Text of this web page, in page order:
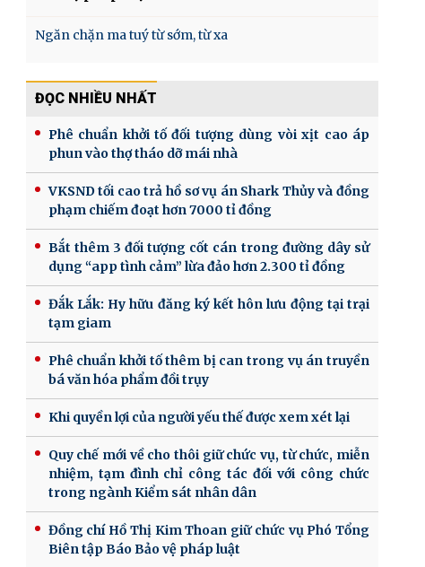
Ngăn chặn ma tuý từ sớm, từ xa
ĐỌC NHIỀU NHẤT
Phê chuẩn khởi tố đối tượng dùng vòi xịt cao áp
phun vào thợ tháo dỡ mái nhà
VKSND tối cao trả hồ sơ vụ án Shark Thủy và đồng
phạm chiếm đoạt hơn 7000 tỉ đồng
Bắt thêm 3 đối tượng cốt cán trong đường dây sử
dụng “app tình cảm” lừa đảo hơn 2.300 tỉ đồng
Đắk Lắk: Hy hữu đăng ký kết hôn lưu động tại trại
tạm giam
Phê chuẩn khởi tố thêm bị can trong vụ án truyền
bá văn hóa phẩm đồi trụy
Khi quyền lợi của người yếu thế được xem xét lại
Quy chế mới về cho thôi giữ chức vụ, từ chức, miễn
nhiệm, tạm đình chỉ công tác đối với công chức
trong ngành Kiểm sát nhân dân
Đồng chí Hồ Thị Kim Thoan giữ chức vụ Phó Tổng
Biên tập Báo Bảo vệ pháp luật